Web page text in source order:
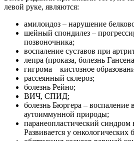
левой руке, являются:
амилоидоз – нарушение
шейный спондилез –
позвоночника;
воспаление суставов при
лепра (проказа, болезнь
гигрома – кистозное
рассеянный склероз;
болезнь Рейно;
ВИЧ, СПИД;
болезнь Бюргера – воспаление
аутоиммунной природы;
паранеопластический
Развивается у онкологических